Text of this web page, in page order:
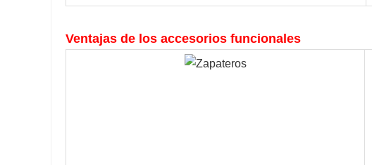
Ventajas de los accesorios funcionales